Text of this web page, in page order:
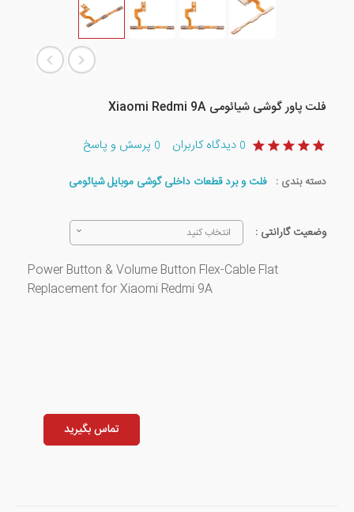
فلت پاور گوشی شیائومی Xiaomi Redmi 9A
0 دیدگاه کاربران 0 پرسش و پاسخ
دسته بندی : فلت و برد قطعات داخلی گوشی موبایل شیائومی
وضعیت گارانتی : انتخاب کنید
Power Button & Volume Button Flex-Cable Flat
Replacement for Xiaomi Redmi 9A
تماس بگیرید